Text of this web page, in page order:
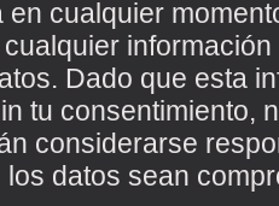
en cualquier
Dado que esta
tu consentimiento,
considerarse
datos sean